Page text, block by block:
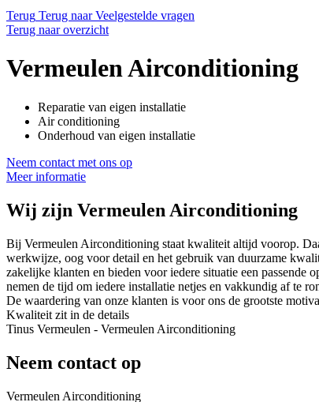
Terug Terug naar Veelgestelde vragen
Terug naar overzicht
Vermeulen Airconditioning
Reparatie van eigen installatie
Air conditioning
Onderhoud van eigen installatie
Neem contact met ons op
Meer informatie
Wij zijn Vermeulen Airconditioning
Bij Vermeulen Airconditioning staat kwaliteit altijd voorop.
werkwijze, oog voor detail en het gebruik van duurzame
zakelijke klanten en bieden voor iedere situatie een
nemen de tijd om iedere installatie netjes en vakkundig af te
De waardering van onze klanten is voor ons de grootste
Kwaliteit zit in de details
Tinus Vermeulen - Vermeulen Airconditioning
Neem contact op
Vermeulen Airconditioning